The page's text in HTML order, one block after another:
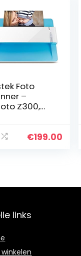
Foto
–
Z300,
Crop en
€199.00
links
winkelen